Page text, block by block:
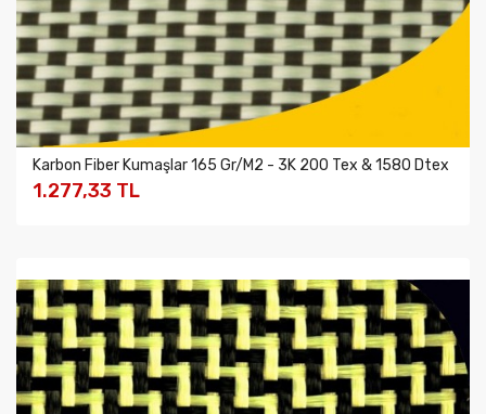
Karbon Fiber Kumaşlar 165 Gr/m2 - 3K 200 Tex & 1580 Dtex
1.277,33 TL